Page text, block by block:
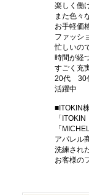
楽しく働
また色々
お手軽価
ファッシ
忙しいの
時間が経
すごく充
20代 30
活躍中
■ITOKIN
「
「
アパレル
洗練され
お客様の